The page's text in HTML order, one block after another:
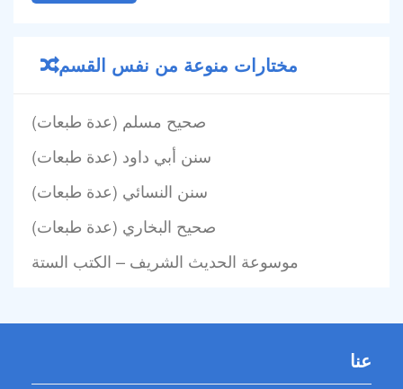
مختارات منوعة من نفس القسم
صحيح مسلم (عدة طبعات)
سنن أبي داود (عدة طبعات)
سنن النسائي (عدة طبعات)
صحيح البخاري (عدة طبعات)
موسوعة الحديث الشريف – الكتب الستة
عنا